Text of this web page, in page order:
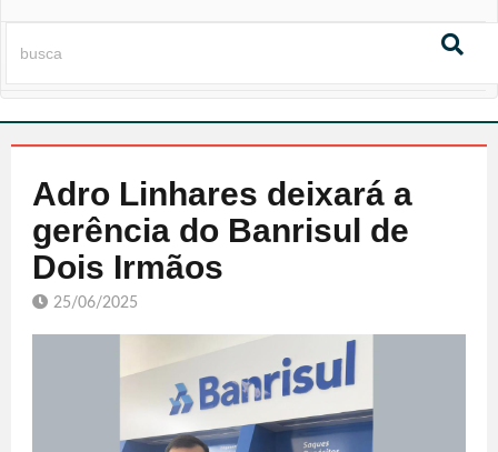
Adro Linhares deixará a
gerência do Banrisul de
Dois Irmãos
25/06/2025